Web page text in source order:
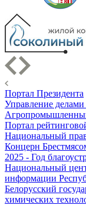
Портал Президента
Управление делами
Портал
Национальный
Концерн
2025 - Год
Национальный
информации
Белорусский
химических